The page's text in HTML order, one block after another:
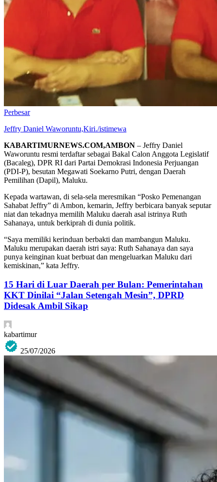
Perbesar
Jeffry Daniel Waworuntu,Kiri./istimewa
KABARTIMURNEWS.COM,AMBON – Jeffry Daniel
Waworuntu resmi terdaftar sebagai Bakal Calon Anggota Legislatif
(Bacaleg), DPR RI dari Partai Demokrasi Indonesia Perjuangan
(PDI-P), besutan Megawati Soekarno Putri, dengan Daerah
Pemilihan (Dapil), Maluku.
Kepada wartawan, di sela-sela meresmikan “Posko Pemenangan
Sahabat Jeffry” di Ambon, kemarin, Jeffry berbicara banyak seputar
niat dan tekadnya memilih Maluku daerah asal istrinya Ruth
Sahanaya, untuk berkiprah di dunia politik.
“Saya memiliki kerinduan berbakti dan mambangun Maluku.
Maluku merupakan daerah istri saya: Ruth Sahanaya dan saya
punya keinginan kuat berbuat dan mengeluarkan Maluku dari
kemiskinan,” kata Jeffry.
15 Hari di Luar Daerah per Bulan: Pemerintahan
KKT Dinilai “Jalan Setengah Mesin”, DPRD
Didesak Ambil Sikap
kabartimur
25/07/2026